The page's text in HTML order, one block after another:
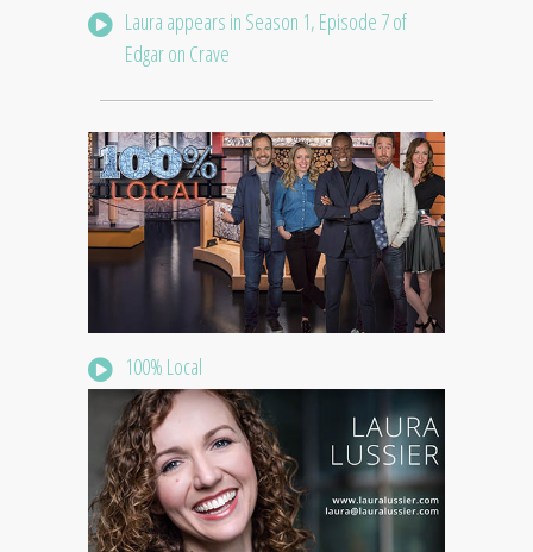
Laura appears in Season 1, Episode 7 of
Edgar on Crave
100% Local